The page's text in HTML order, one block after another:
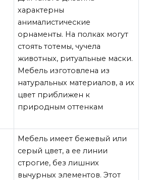
характерны
анималистические
орнаменты. На полках могут
стоять тотемы, чучела
животных, ритуальные маски.
Мебель изготовлена из
натуральных материалов, а их
цвет приближен к
природным оттенкам
Мебель имеет бежевый или
серый цвет, а ее линии
строгие, без лишних
вычурных элементов. Этот